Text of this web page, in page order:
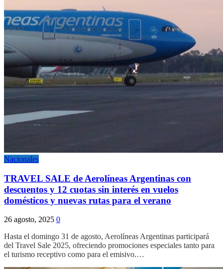
Nacionales
TRAVEL SALE de Aerolíneas Argentinas con
descuentos y 12 cuotas sin interés en vuelos
domésticos y nuevas rutas para el verano
26 agosto, 2025 0
Hasta el domingo 31 de agosto, Aerolíneas Argentinas participará
del Travel Sale 2025, ofreciendo promociones especiales tanto para
el turismo receptivo como para el emisivo.…